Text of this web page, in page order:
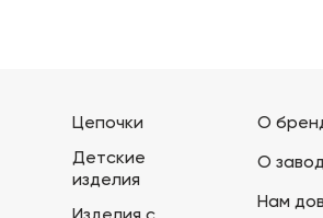
Цепочки
Детские
изделия
О
О
Нам